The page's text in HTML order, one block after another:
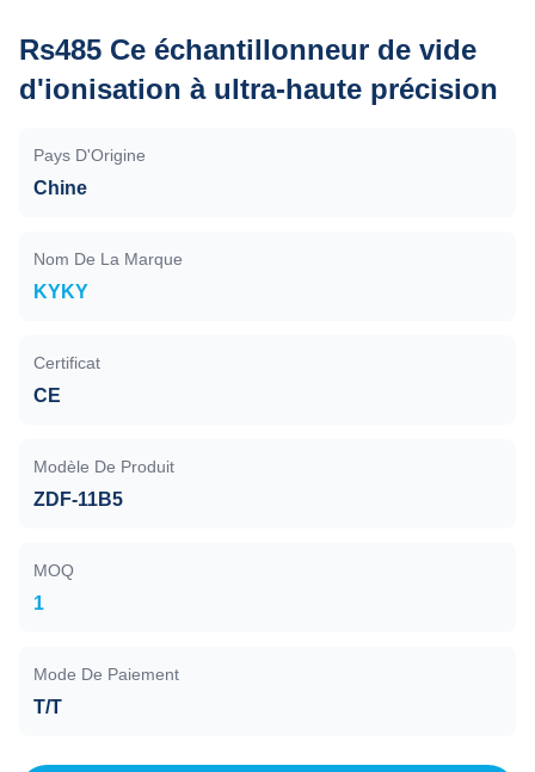
Rs485 Ce échantillonneur de vide
d'ionisation à ultra-haute précision
Pays D'Origine
Chine
Nom De La Marque
KYKY
Certificat
CE
Modèle De Produit
ZDF-11B5
MOQ
1
Mode De Paiement
T/T